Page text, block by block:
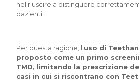
nel riuscire a distinguere
pazienti.
Per questa ragione, l'uso di
proposto come un primo
TMD, limitando la prescrizione
casi in cui si riscontrano con